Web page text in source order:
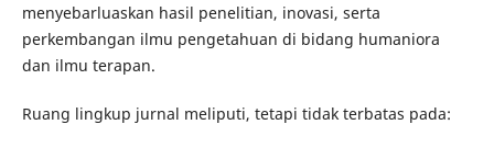
menyebarluaskan hasil penelitian, inovasi, serta
perkembangan ilmu pengetahuan di bidang humaniora
dan ilmu terapan.
Ruang lingkup jurnal meliputi, tetapi tidak terbatas pada: